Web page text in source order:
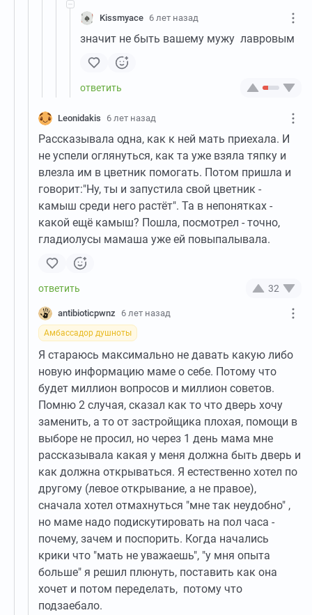
Kissmyace 6 лет назад
значит не быть вашему мужу лавровым
Leonidakis 6 лет назад
Рассказывала одна, как к ней мать приехала. И
не успели оглянуться, как та уже взяла тяпку и
влезла им в цветник помогать. Потом пришла и
говорит:"Ну, ты и запустила свой цветник -
камыш среди него растёт". Та в непонятках -
какой ещё камыш? Пошла, посмотрел - точно,
гладиолусы мамаша уже ей повыпалывала.
32
antibioticpwnz 6 лет назад
Амбассадор душноты
Я стараюсь максимально не давать какую либо
новую информацию маме о себе. Потому что
будет миллион вопросов и миллион советов.
Помню 2 случая, сказал как то что дверь хочу
заменить, а то от застройщика плохая, помощи в
выборе не просил, но через 1 день мама мне
рассказывала какая у меня должна быть дверь и
как должна открываться. Я естественно хотел по
другому (левое открывание, а не правое),
сначала хотел отмахнуться "мне так неудобно" ,
но маме надо подискутировать на пол часа -
почему, зачем и поспорить. Когда начались
крики что "мать не уважаешь", "у мня опыта
больше" я решил плюнуть, поставить как она
хочет и потом переделать, потому что
подзаебало.